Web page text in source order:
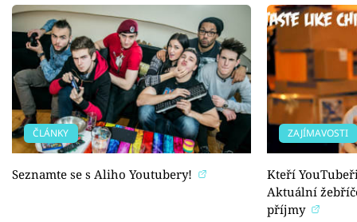
ČLÁNKY
Seznamte se s Aliho Youtubery!
ZAJÍMAVOSTI
Kteří
Aktuální
příjmy